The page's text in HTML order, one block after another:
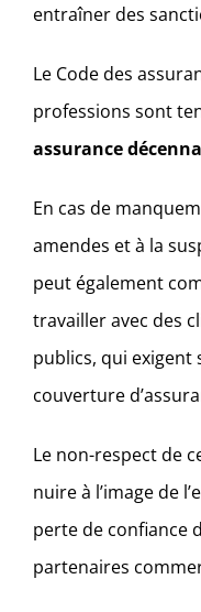
entraîner des
Le Code des
professions sont
assurance
En cas de
amendes et à la
peut également
travailler avec des
publics, qui exigent
couverture
Le non-respect de
nuire à l’image de
perte de confiance
partenaires